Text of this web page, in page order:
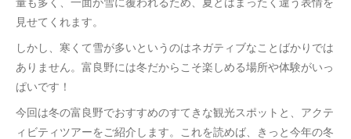
見せてくれます。
しかし、寒くて雪が多いというのはネガティブなことばかりでは
ありません。富良野には冬だからこそ楽しめる場所や体験がいっ
ぱいです！
今回は冬の富良野でおすすめのすてきな観光スポットと、アクテ
ィビティツアーをご紹介します。これを読めば、きっと今年の冬